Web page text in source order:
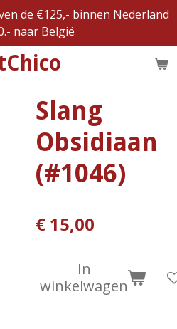
de €125,- binnen Nederland
naar België
Slang
Obsidiaan
(#1046)
€ 15,00
In
winkelwagen